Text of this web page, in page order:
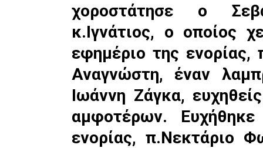
χοροστάτησε ο
κ.Ιγνάτιος, ο οποίος
εφημέριο της ενορίας,
Αναγνώστη, έναν
Ιωάννη Ζάγκα,
αμφοτέρων.
ενορίας, π.Νεκτάριο